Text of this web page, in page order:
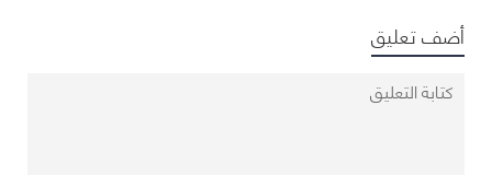
أضف تعليق